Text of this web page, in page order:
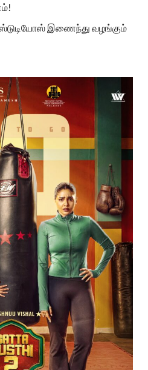
ஸ்டுடியோஸ் இணைந்து வழங்கும்